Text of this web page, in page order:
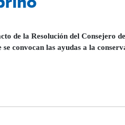
de la Resolución del Consejero
se convocan las ayudas a la